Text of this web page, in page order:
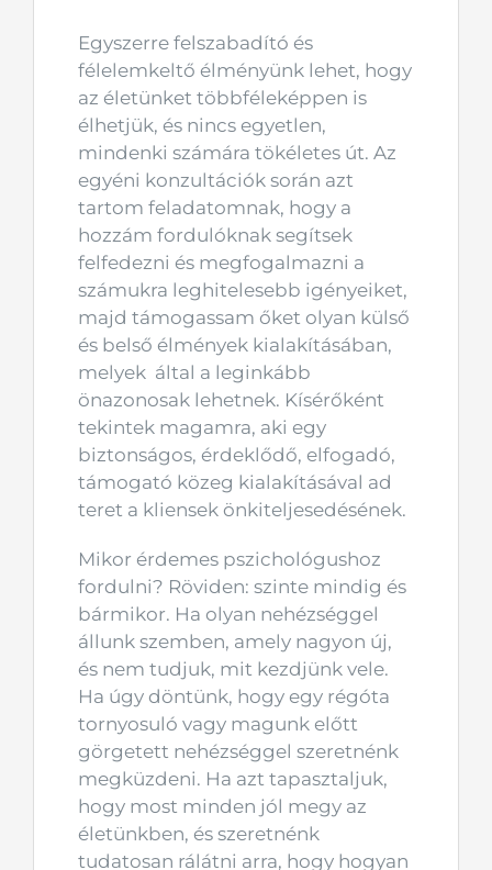
Egyszerre felszabadító és
félelemkeltő élményünk lehet, hogy
az életünket többféleképpen is
élhetjük, és nincs egyetlen,
mindenki számára tökéletes út. Az
egyéni konzultációk során azt
tartom feladatomnak, hogy a
hozzám fordulóknak segítsek
felfedezni és megfogalmazni a
számukra leghitelesebb igényeiket,
majd támogassam őket olyan külső
és belső élmények kialakításában,
melyek által a leginkább
önazonosak lehetnek. Kísérőként
tekintek magamra, aki egy
biztonságos, érdeklődő, elfogadó,
támogató közeg kialakításával ad
teret a kliensek önkiteljesedésének.
Mikor érdemes pszichológushoz
fordulni? Röviden: szinte mindig és
bármikor. Ha olyan nehézséggel
állunk szemben, amely nagyon új,
és nem tudjuk, mit kezdjünk vele.
Ha úgy döntünk, hogy egy régóta
tornyosuló vagy magunk előtt
görgetett nehézséggel szeretnénk
megküzdeni. Ha azt tapasztaljuk,
hogy most minden jól megy az
életünkben, és szeretnénk
tudatosan rálátni arra, hogy hogyan